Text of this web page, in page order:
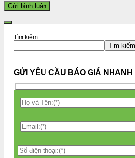
Tìm kiếm:
Tìm kiếm
GỬI YÊU CẦU BÁO GIÁ NHANH